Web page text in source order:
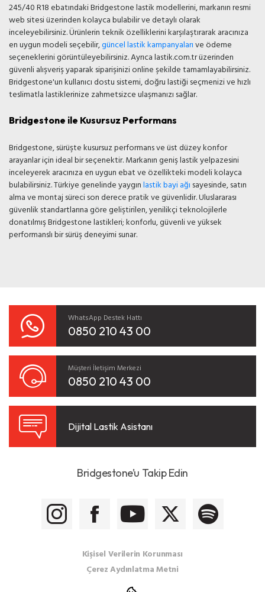
245/40 R18 ebatındaki Bridgestone lastik modellerini, markanın resmi
web sitesi üzerinden kolayca bulabilir ve detaylı olarak
inceleyebilirsiniz. Ürünlerin teknik özelliklerini karşılaştırarak aracınıza
en uygun modeli seçebilir,güncel lastik kampanyalarıve ödeme
seçeneklerini görüntüleyebilirsiniz. Ayrıca lastik.com.tr üzerinden
güvenli alışveriş yaparak siparişinizi online şekilde tamamlayabilirsiniz.
Bridgestone'un kullanıcı dostu sistemi, doğru lastiği seçmenizi ve hızlı
teslimatla lastiklerinize zahmetsizce ulaşmanızı sağlar.
Bridgestone ile Kusursuz Performans
Bridgestone, sürüşte kusursuz performans ve üst düzey konfor
arayanlar için ideal bir seçenektir. Markanın geniş lastik yelpazesini
inceleyerek aracınıza en uygun ebat ve özellikteki modeli kolayca
bulabilirsiniz. Türkiye genelinde yaygınlastik bayi ağı sayesinde, satın
alma ve montaj süreci son derece pratik ve güvenlidir. Uluslararası
güvenlik standartlarına göre geliştirilen, yenilikçi teknolojilerle
donatılmış Bridgestone lastikleri; konforlu, güvenli ve yüksek
performanslı bir sürüş deneyimi sunar.
WhatsApp Destek Hattı
0850 210 43 00
Müşteri İletişim Merkezi
0850 210 43 00
Dijital Lastik Asistanı
Kişisel Verilerin Korunması
Çerez Aydınlatma Metni
Bridgestone’u Takip Edin